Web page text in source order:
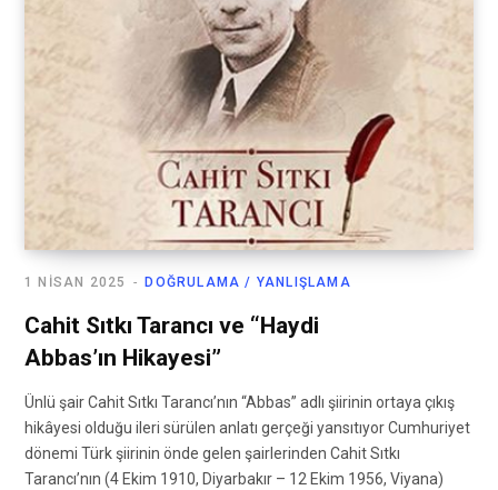
DOĞRULAMA / YANLIŞLAMA
1 NISAN 2025
Cahit Sıtkı Tarancı ve “Haydi
Abbas’ın Hikayesi”
Ünlü şair Cahit Sıtkı Tarancı’nın “Abbas” adlı şiirinin ortaya çıkış
hikâyesi olduğu ileri sürülen anlatı gerçeği yansıtıyor Cumhuriyet
dönemi Türk şiirinin önde gelen şairlerinden Cahit Sıtkı
Tarancı’nın (4 Ekim 1910, Diyarbakır – 12 Ekim 1956, Viyana)